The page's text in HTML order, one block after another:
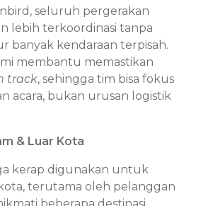
seluruh pergerakan
lebih terkoordinasi tanpa
banyak kendaraan terpisah.
membantu memastikan
track, sehingga tim bisa fokus
acara, bukan urusan logistik
& Luar Kota
kerap digunakan untuk
terutama oleh pelanggan